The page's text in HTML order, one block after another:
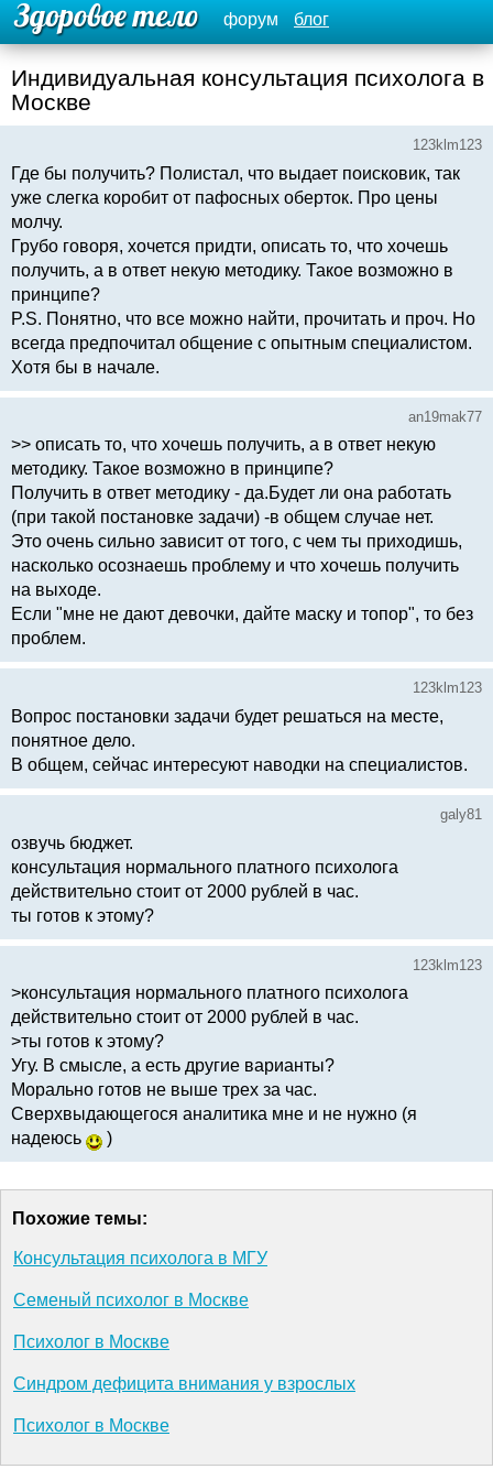
форум блог
Индивидуальная консультация психолога в
Москве
123klm123
Где бы получить? Полистал, что выдает поисковик, так
уже слегка коробит от пафосных оберток. Про цены
молчу.
Грубо говоря, хочется придти, описать то, что хочешь
получить, а в ответ некую методику. Такое возможно в
принципе?
P.S. Понятно, что все можно найти, прочитать и проч. Но
всегда предпочитал общение с опытным специалистом.
Хотя бы в начале.
an19mak77
>> описать то, что хочешь получить, а в ответ некую
методику. Такое возможно в принципе?
Получить в ответ методику - да.Будет ли она работать
(при такой постановке задачи) -в общем случае нет.
Это очень сильно зависит от того, с чем ты приходишь,
насколько осознаешь проблему и что хочешь получить
на выходе.
Если "мне не дают девочки, дайте маску и топор", то без
проблем.
123klm123
Вопрос постановки задачи будет решаться на месте,
понятное дело.
В общем, сейчас интересуют наводки на специалистов.
galy81
озвучь бюджет.
консультация нормального платного психолога
действительно стоит от 2000 рублей в час.
ты готов к этому?
123klm123
>консультация нормального платного психолога
действительно стоит от 2000 рублей в час.
>ты готов к этому?
Угу. В смысле, а есть другие варианты?
Морально готов не выше трех за час.
Сверхвыдающегося аналитика мне и не нужно (я
надеюсь
)
Похожие темы:
Консультация психолога в МГУ
Семеный психолог в Москве
Психолог в Москве
Синдром дефицита внимания у взрослых
Психолог в Москве